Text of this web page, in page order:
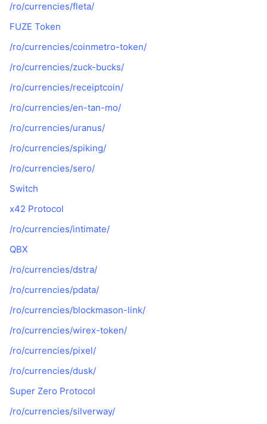
/ro/currencies/fleta/
FUZE Token
/ro/currencies/coinmetro-token/
/ro/currencies/zuck-bucks/
/ro/currencies/receiptcoin/
/ro/currencies/en-tan-mo/
/ro/currencies/uranus/
/ro/currencies/spiking/
/ro/currencies/sero/
Switch
x42 Protocol
/ro/currencies/intimate/
QBX
/ro/currencies/dstra/
/ro/currencies/pdata/
/ro/currencies/blockmason-link/
/ro/currencies/wirex-token/
/ro/currencies/pixel/
/ro/currencies/dusk/
Super Zero Protocol
/ro/currencies/silverway/